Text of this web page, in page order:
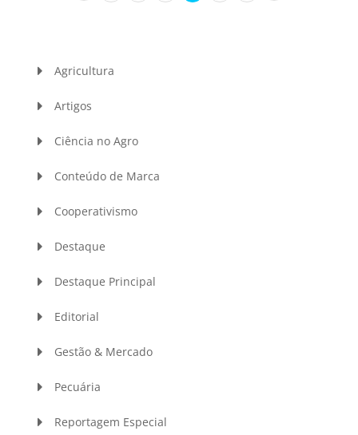
Agricultura
Artigos
Ciência no Agro
Conteúdo de Marca
Cooperativismo
Destaque
Destaque Principal
Editorial
Gestão & Mercado
Pecuária
Reportagem Especial